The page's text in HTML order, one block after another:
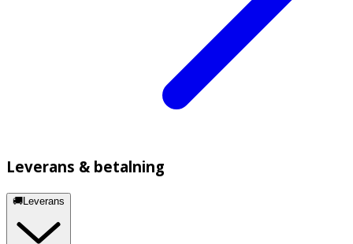
Leverans & betalning
🚚Leverans